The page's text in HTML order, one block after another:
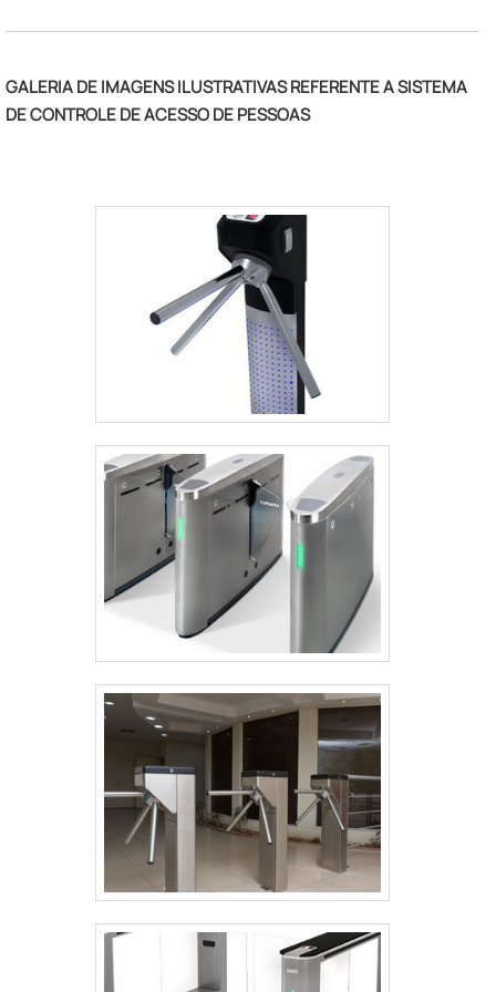
qualificações construídas por focar suas
alta qualidade onde são realizadas as
atividades e sala de treinamento com
qualificados, garantem a melhor
experiência para os clientes com qualidade.
GALERIA DE IMAGENS ILUSTRATIVAS REFERENTE A SISTEMA
DE CONTROLE DE ACESSO DE PESSOAS